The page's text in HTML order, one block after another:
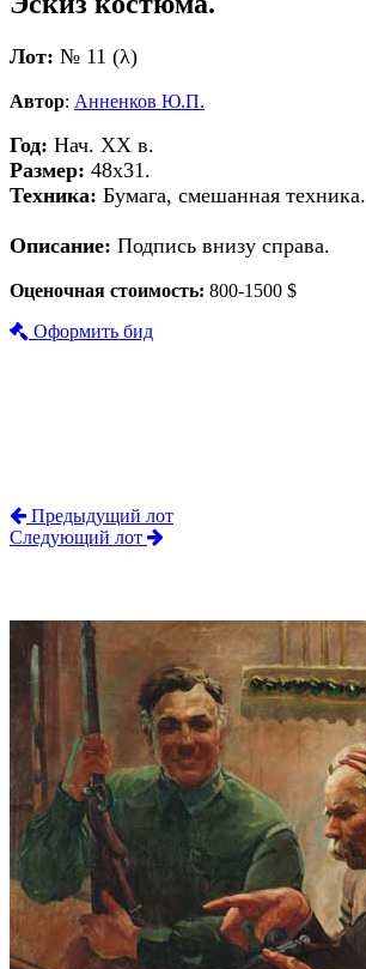
Лот: № 11 (λ)
Автор: Анненков Ю.П.
Год: Нач. ХХ в.
Размер: 48х31.
Техника: Бумага, смешанная техника.
Описание: Подпись внизу справа.
Оценочная стоимость: 800-1500 $
Оформить бид
Предыдущий лот
Следующий лот